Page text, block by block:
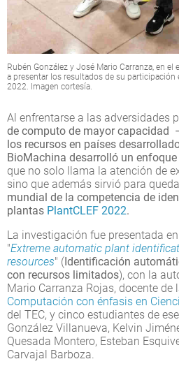
Rubén González y José Mario Carranza, en el
a presentar los resultados de su participación
2022. Imagen cortesía.
Al enfrentarse a las adversidades
de computo de mayor capacidad
los recursos en países
BioMachina desarrolló un
que no solo llama la atención de
sino que además sirvió para
mundial de la competencia de
plantas PlantCLEF 2022.
La investigación fue presentada
"Extreme automatic plant
resources" ( Identificación
con recursos limitados), con la
Mario Carranza Rojas, docente de
Computación con énfasis en
del TEC, y cinco estudiantes de
González Villanueva, Kelvin
Quesada Montero, Esteban
Carvajal Barboza.